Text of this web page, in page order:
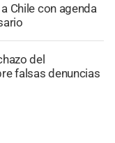
Chile con agenda
del
falsas denuncias